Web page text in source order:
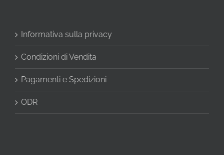
Informativa sulla privacy
Condizioni di Vendita
Pagamenti e Spedizioni
ODR